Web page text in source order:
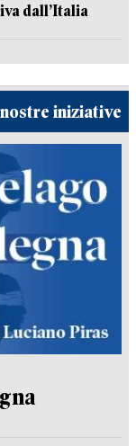
dall’Italia
iniziative